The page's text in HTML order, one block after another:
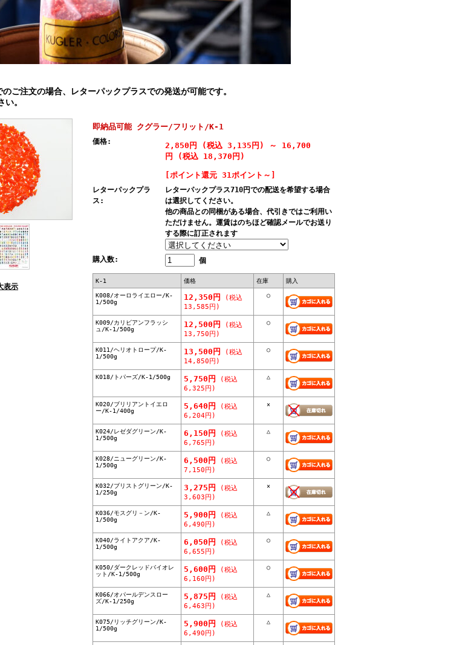
ご注文の場合、レターパックプラスでの発送が可能です。
。
表示
即納品可能 クグラー/フリット/K-1
価格: 2,850円 (税込 3,135円) ～
16,700
円 (税込 18,370円)
[ポイント還元 31ポイント～]
レターパックプラ
ス:
レターパックプラス710円での配送を希望する場合
は選択してください。
他の商品との同梱がある場合、代引きではご利用い
ただけません。運賃はのちほど確認メールでお送り
する際に訂正されます
購入数: 個
K-1 価格 在庫 購入
K008/オーロライエロー/K-
1/500g
12,350円
(税込
13,585円)
○
K009/カリビアンフラッシ
ュ/K-1/500g
12,500円
(税込
13,750円)
○
K011/ヘリオトロープ/K-
1/500g
13,500円
(税込
14,850円)
○
K018/トパーズ/K-1/500g 5,750円
(税込
6,325円)
△
K020/ブリリアントイエロ
ー/K-1/400g
5,640円
(税込
6,204円)
×
K024/レゼダグリーン/K-
1/500g
6,150円
(税込
6,765円)
△
K028/ニューグリーン/K-
1/500g
6,500円
(税込
7,150円)
○
K032/ブリストグリーン/K-
1/250g
3,275円
(税込
3,603円)
×
K036/モスグリ－ン/K-
1/500g
5,900円
(税込
6,490円)
△
K040/ライトアクア/K-
1/500g
6,050円
(税込
6,655円)
○
K050/ダークレッドバイオレ
ット/K-1/500g
5,600円
(税込
6,160円)
○
K066/オパールデンスロー
ズ/K-1/250g
5,875円
(税込
6,463円)
△
K075/リッチグリーン/K-
1/500g
5,900円
(税込
6,490円)
△